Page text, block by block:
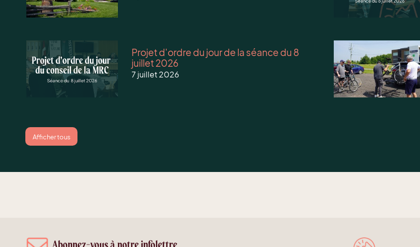
Projet d'ordre du jour de la séance du 8
juillet 2026
7 juillet 2026
Afficher tous